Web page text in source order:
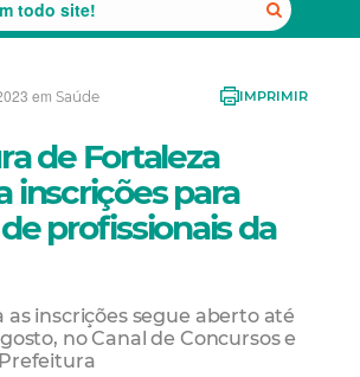
em Saúde IMPRIMIR
de Fortaleza
inscrições para
profissionais da
as inscrições segue aberto até
no Canal de Concursos e